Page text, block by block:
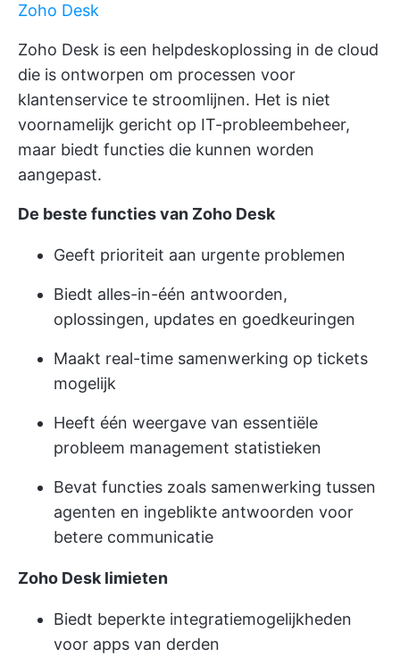
Zoho Desk
Zoho Desk is een helpdeskoplossing in de cloud
die is ontworpen om processen voor
klantenservice te stroomlijnen. Het is niet
voornamelijk gericht op IT-probleembeheer,
maar biedt functies die kunnen worden
aangepast.
De beste functies van Zoho Desk
Geeft prioriteit aan urgente problemen
Biedt alles-in-één antwoorden,
oplossingen, updates en goedkeuringen
Maakt real-time samenwerking op tickets
mogelijk
Heeft één weergave van essentiële
probleem management statistieken
Bevat functies zoals samenwerking tussen
agenten en ingeblikte antwoorden voor
betere communicatie
Zoho Desk limieten
Biedt beperkte integratiemogelijkheden
voor apps van derden